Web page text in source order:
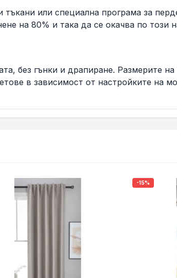
или специална програма за
на 80% и така да се окачва по този
без гънки и драпиране. Размерите на
в зависимост от настройките на
-15%